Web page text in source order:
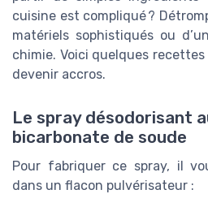
cuisine est compliqué ?
matériels sophistiqués ou
chimie. Voici quelques
devenir accros.
Le spray désodorisant
bicarbonate de soude
Pour fabriquer ce spray, il
dans un flacon pulvérisateur :